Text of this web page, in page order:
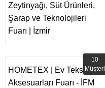
Zeytinyağı, Süt Ürünleri,
Şarap ve Teknolojileri
Fuarı | İzmir
HOMETEX | Ev Tekstili Ve
Aksesuarları Fuarı - İFM
10
Müşteri